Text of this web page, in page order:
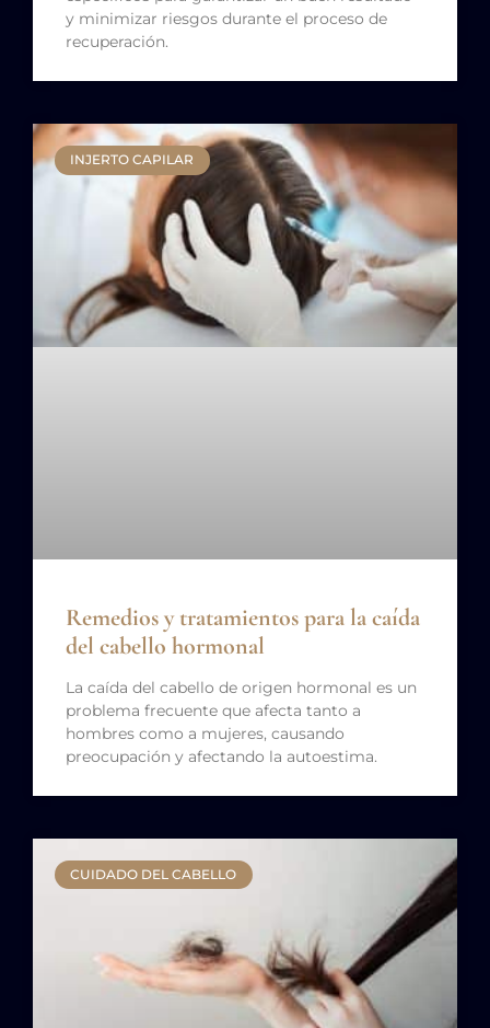
y minimizar riesgos durante el proceso de
recuperación.
INJERTO CAPILAR
Remedios y tratamientos para la caída
del cabello hormonal
La caída del cabello de origen hormonal es un
problema frecuente que afecta tanto a
hombres como a mujeres, causando
preocupación y afectando la autoestima.
CUIDADO DEL CABELLO